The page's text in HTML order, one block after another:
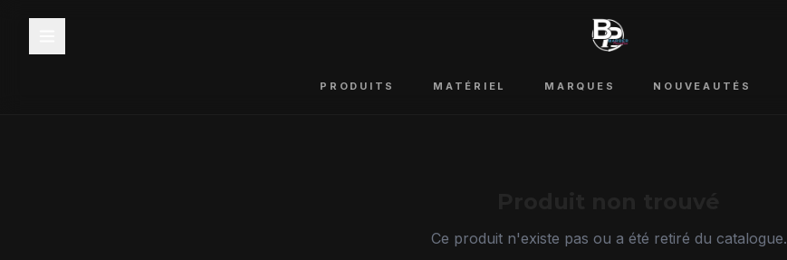
PRODUITS MATÉRIEL MARQUES NOUVEAUTÉS
Ce produit n'existe pas ou a été retiré du catalogue.